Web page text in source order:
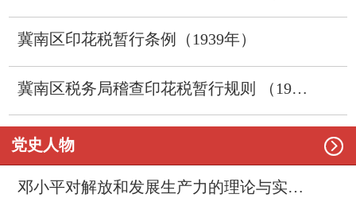
冀南区印花税暂行条例（1939年）
冀南区税务局稽查印花税暂行规则 （1939年）
党史人物 
邓小平对解放和发展生产力的理论与实践贡献